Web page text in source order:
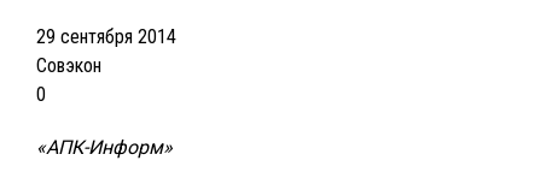
29 сентября 2014
Совэкон
0
«АПК-Информ»